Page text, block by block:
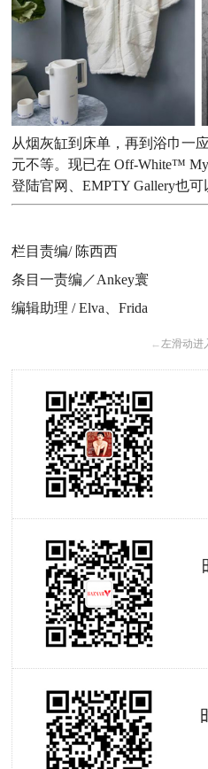
从烟灰缸到床单，再到浴巾一
元不等。现已在 Off-White™
登陆官网、EMPTY Gallery也可
栏目责编/ 陈西西
条目一责编／Ankey寰
编辑助理 / Elva、Frida
← 左滑动进